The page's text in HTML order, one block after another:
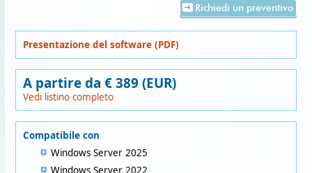
Richiedi un preventivo
Presentazione del software (PDF)
A partire da € 389 (EUR)
Vedi listino completo
Compatibile con
Windows Server 2025
Windows Server 2022